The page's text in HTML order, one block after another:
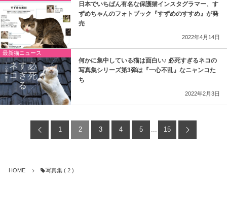
日本でいちばん有名な保護猫インスタグラマー、す
ずめちゃんのフォトブック『すずめのすすめ』が発
売
2022年4月14日
最新猫ニュース
何かに集中している猫は面白い♪ 必死すぎるネコの
写真集シリーズ第3弾は『一心不乱』なニャンコた
ち
2022年2月3日
1 2 3 4 5 ... 15
HOME 写真集 ( 2 )